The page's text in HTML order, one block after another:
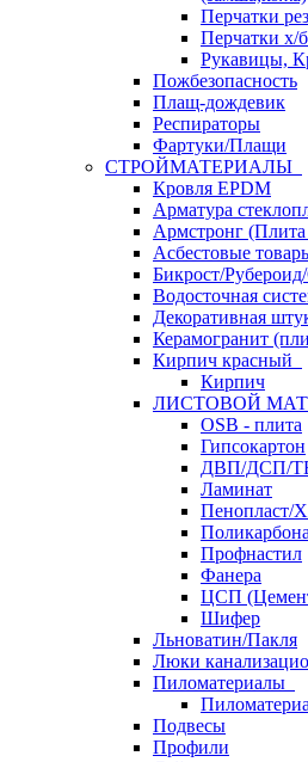
Перчатки
Перчатки х/
Рукавицы,
Пожбезопасность
Плащ-дождевик
Респираторы
Фартуки/Плащи
СТРОЙМАТЕРИАЛЫ
Кровля ЕРDM
Арматура
Армстронг (Плита
Асбестовые
Бикрост/
Водосточная
Декоративная
Керамогранит
Кирпич красный
Кирпич
ЛИСТОВОЙ
OSB - плита
Гипсокартон
ДВП/ДСП/
Ламинат
Пенопласт/
Профнастил
Фанера
ЦСП
Шифер
Льноватин/Пакля
Люки
Пиломатериалы
Подвесы
Профили